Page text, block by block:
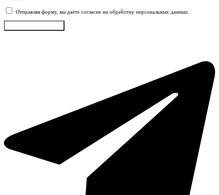
Отправляя форму, вы даёте согласие на обработку персональных данных.